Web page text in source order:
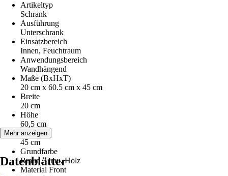
Artikeltyp
Schrank
Ausführung
Unterschrank
Einsatzbereich
Innen, Feuchtraum
Anwendungsbereich
Wandhängend
Maße (BxHxT)
20 cm x 60.5 cm x 45 cm
Breite
20 cm
Höhe
60,5 cm
Tiefe
45 cm
Grundfarbe
Braun, Grau, Holz
Material Front
Mehr anzeigen
Datenblätter